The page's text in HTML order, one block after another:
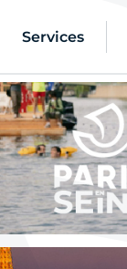
Services